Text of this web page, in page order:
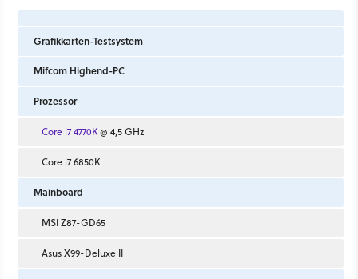
Grafikkarten-Testsystem
Mifcom Highend-PC
Prozessor
Core i7 4770K@ 4,5 GHz
Core i7 6850K
Mainboard
MSI Z87-GD65
Asus X99-Deluxe II